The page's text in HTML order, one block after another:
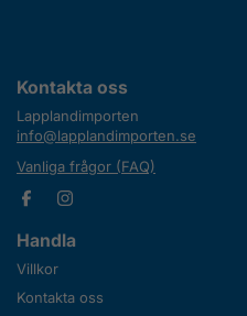
Kontakta oss
Lapplandimporten
info@lapplandimporten.se
Vanliga frågor (FAQ)
Handla
Villkor
Kontakta oss